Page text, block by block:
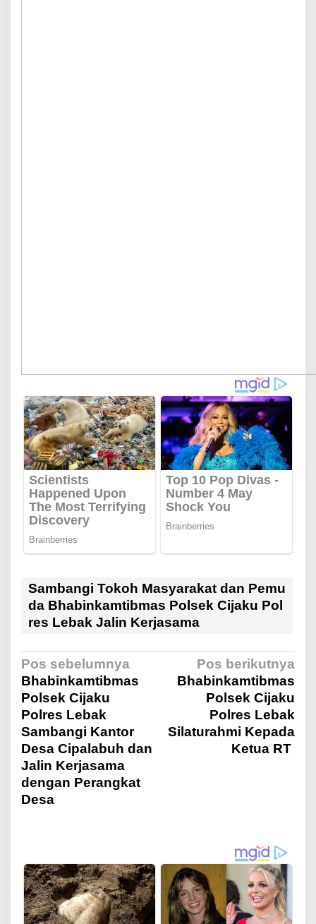
Sambangi Tokoh Masyarakat dan Pemu
da Bhabinkamtibmas Polsek Cijaku Pol
res Lebak Jalin Kerjasama
N
a
v
i
a
s
Pos sebelumnya
Bhabinkamtibmas
Polsek Cijaku
Polres Lebak
Sambangi Kantor
Desa Cipalabuh dan
Jalin Kerjasama
dengan Perangkat
Desa
Pos berikutnya
Bhabinkamtibmas
Polsek Cijaku
Polres Lebak
Silaturahmi Kepada
Ketua RT